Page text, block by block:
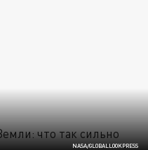
NASA/GLOBALLOOKPRESS